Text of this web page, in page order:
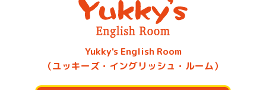
Yukky's English Room
（ユッキーズ・イングリッシュ・ルーム）